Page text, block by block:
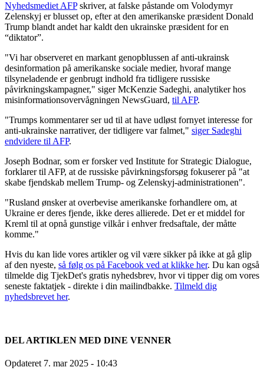
Nyhedsmediet AFPskriver, at falske påstande om Volodymyr
Zelenskyj er blusset op, efter at den amerikanske præsident Donald
Trump blandt andet har kaldt den ukrainske præsident for en
“diktator”.
"Vi har observeret en markant genopblussen af anti-ukrainsk
desinformation på amerikanske sociale medier, hvoraf mange
tilsyneladende er genbrugt indhold fra tidligere russiske
påvirkningskampagner," siger McKenzie Sadeghi, analytiker hos
misinformationsovervågningen NewsGuard, til AFP.
"Trumps kommentarer ser ud til at have udløst fornyet interesse for
anti-ukrainske narrativer, der tidligere var falmet," siger Sadeghi
endvidere til AFP.
Joseph Bodnar, som er forsker ved Institute for Strategic Dialogue,
forklarer til AFP, at de russiske påvirkningsforsøg fokuserer på "at
skabe fjendskab mellem Trump- og Zelenskyj-administrationen".
"Rusland ønsker at overbevise amerikanske forhandlere om, at
Ukraine er deres fjende, ikke deres allierede. Det er et middel for
Kreml til at opnå gunstige vilkår i enhver fredsaftale, der måtte
komme."
Hvis du kan lide vores artikler og vil være sikker på ikke at gå glip
af den nyeste, så følg os på Facebook ved at klikke her. Du kan også
tilmelde dig TjekDet's gratis nyhedsbrev, hvor vi tipper dig om vores
seneste faktatjek - direkte i din mailindbakke. Tilmeld dig
nyhedsbrevet her.
DEL ARTIKLEN MED DINE VENNER
Opdateret 7. mar 2025 - 10:43